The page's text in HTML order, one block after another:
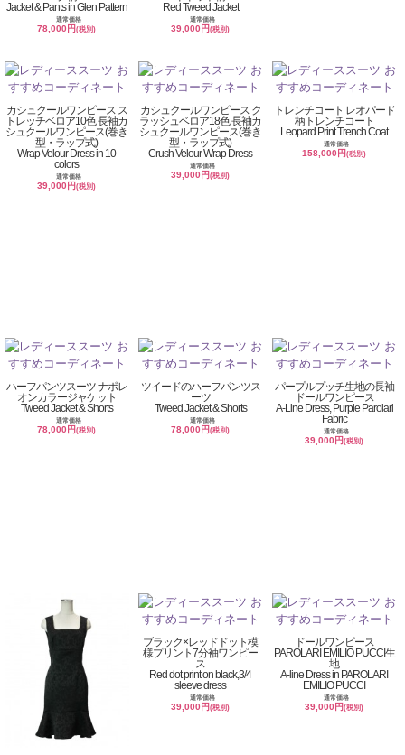
Jacket & Pants in Glen Pattern
通常価格
78,000円(税別)
Red Tweed Jacket
通常価格
39,000円(税別)
カシュクールワンピース ス
トレッチベロア10色 長袖カ
シュクールワンピース(巻き
型・ラップ式)
Wrap Velour Dress in 10
colors
通常価格
39,000円(税別)
カシュクールワンピース ク
ラッシュベロア18色 長袖カ
シュクールワンピース(巻き
型・ラップ式)
Crush Velour Wrap Dress
通常価格
39,000円(税別)
トレンチコート レオパード
柄トレンチコート
Leopard Print Trench Coat
通常価格
158,000円(税別)
ハーフパンツスーツ ナポレ
オンカラージャケット
Tweed Jacket & Shorts
通常価格
78,000円(税別)
ツイードのハーフパンツス
ーツ
Tweed Jacket & Shorts
通常価格
78,000円(税別)
パープルプッチ生地の長袖
ドールワンピース
A-Line Dress, Purple Parolari
Fabric
通常価格
39,000円(税別)
ブラック×レッドドット模
様プリント7分袖ワンピー
ス
Red dot print on black,3/4
sleeve dress
通常価格
39,000円(税別)
ドールワンピース
PAROLARI EMILIO PUCCI生
地
A-line Dress in PAROLARI
EMILIO PUCCI
通常価格
39,000円(税別)